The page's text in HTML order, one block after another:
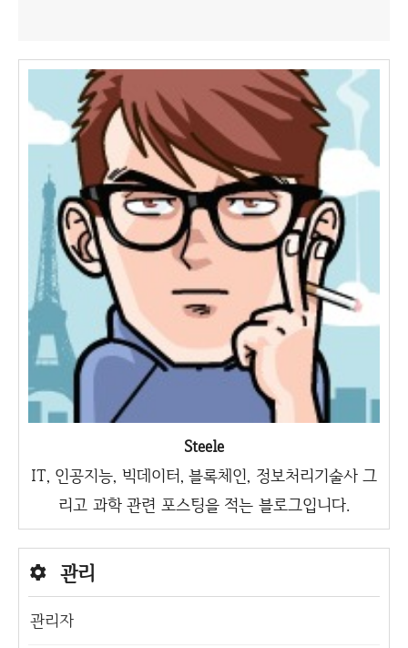
Steele
IT, 인공지능, 빅데이터, 블록체인, 정보처리기술사 그
리고 과학 관련 포스팅을 적는 블로그입니다.
관리
관리자